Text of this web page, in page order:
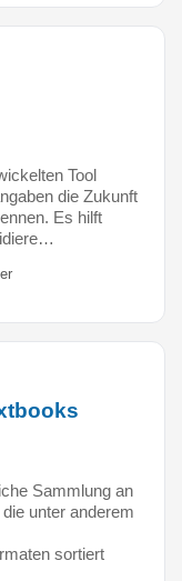
Tool
die Zukunft
Es hilft
Sammlung an
unter anderem
sortiert